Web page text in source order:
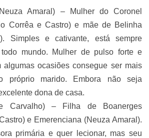
Amaral) – Mulher do Coronel
Corrêa e Castro) e mãe de Belinha
Simples e cativante, está sempre
mundo. Mulher de pulso forte e
algumas ocasiões consegue ser mais
próprio marido. Embora não seja
dona de casa.
Carvalho) – Filha de Boanerges
e Emerenciana (Neuza Amaral).
primária e quer lecionar, mas seu